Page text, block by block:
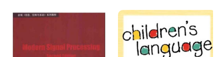
（广西师范大学出版社 2015）
Programming Quickly with No
Experience（Mark Reed）